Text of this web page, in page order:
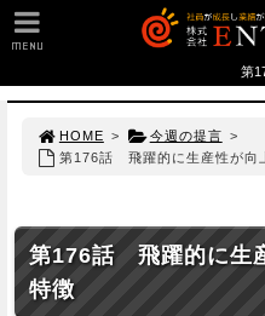
第
HOME > 今週の提言 >
第176話 飛躍的に生産性が向
第176話 飛躍的に生
特徴
MENU